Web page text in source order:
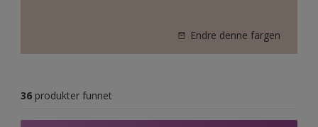
Endre denne fargen
36 produkter funnet